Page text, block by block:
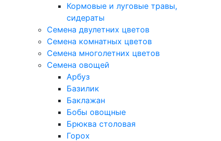
Кормовые и луговые травы,
сидераты
Семена двулетних цветов
Семена комнатных цветов
Семена многолетних цветов
Семена овощей
Арбуз
Базилик
Баклажан
Бобы овощные
Брюква столовая
Горох